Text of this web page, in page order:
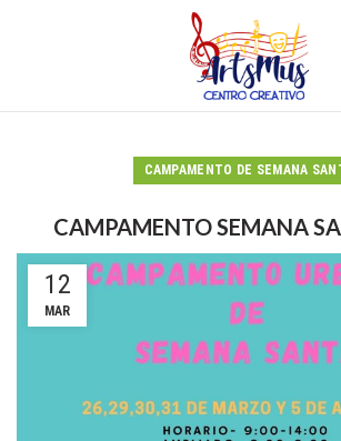
CAMPAMENTO DE SEMANA
CAMPAMENTO SEMANA
12
MAR